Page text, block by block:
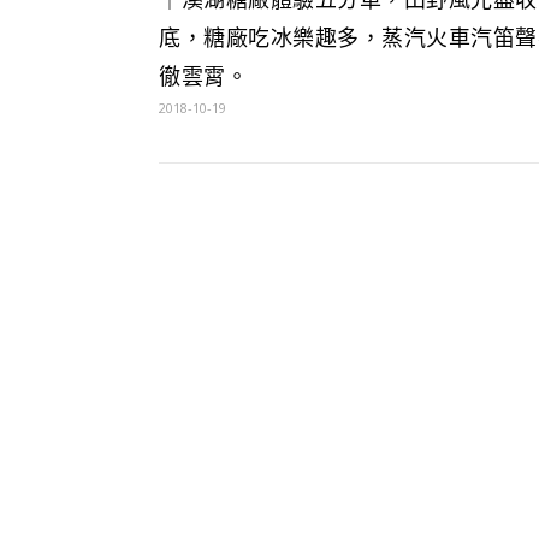
底，糖廠吃冰樂趣多，蒸汽火車汽笛
徹雲霄。
2018-10-19